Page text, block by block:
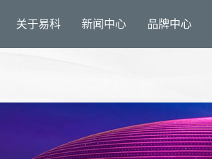
关于易科 新闻中心 品牌中心